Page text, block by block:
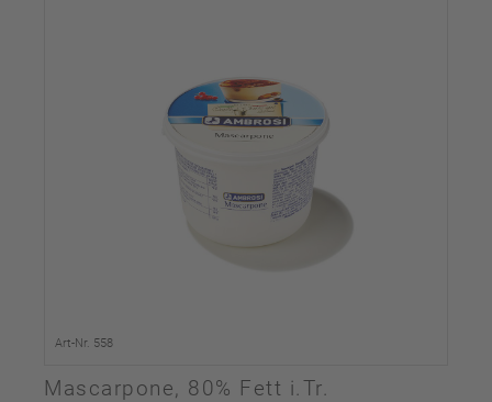
Art-Nr. 558
Mascarpone, 80% Fett i.Tr.